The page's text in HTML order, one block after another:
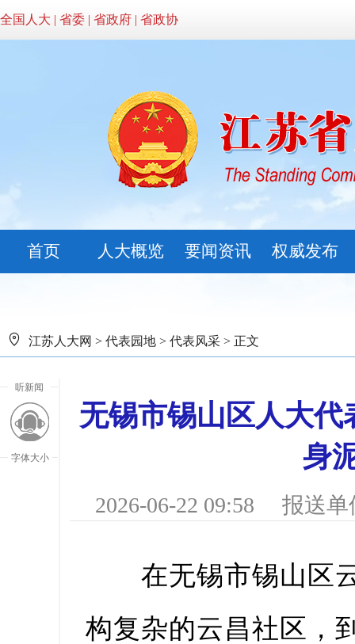
全国人大 | 省委 | 省政府 | 省政协
首页 人大概览 要闻资讯 权威发布
江苏人大网 > 代表园地 > 代表风采 > 正文
听新闻
字体大小
无锡市锡山区人大
身
2026-06-22 09:58 报送单
在无锡市锡山区云
构复杂的云昌社区，